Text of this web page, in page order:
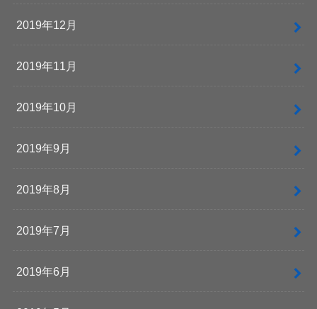
2019年12月
2019年11月
2019年10月
2019年9月
2019年8月
2019年7月
2019年6月